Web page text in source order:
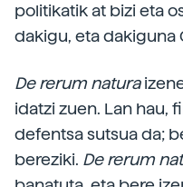
politikatik at bizi eta
dakigu, eta dakiguna
De rerum natura
idatzi zuen. Lan hau,
defentsa sutsua da;
bereziki. De rerum